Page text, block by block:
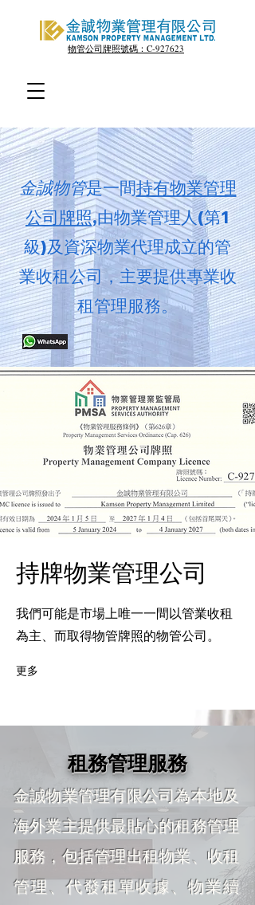
物管公司牌照號碼：C-927623
金誠物管是一間持有物業管理
公司牌照,由物業管理人(第1
級)及資深物業代理成立的管
業收租公司，主要提供專業收
租管理服務。
持牌物業管理公司
我們可能是市場上唯一一間以管業收租
為主、而取得物管牌照的物管公司。
更多
​租務管理服務
金誠物業管理有限公司為本地及
海外業主提供最貼心的租務管理
服務，包括管理出租物業、收租
管理、代發租單收據、物業續